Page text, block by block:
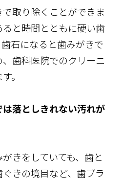
取り除くことができま
と時間とともに硬い歯
石になると歯みがきで
歯科医院でのクリーニ
。
落としきれない汚れが
きをしていても、歯と
きの境目など、歯ブラ